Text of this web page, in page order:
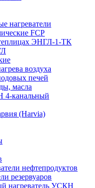
нагреватели
FCP
ЭНГЛ-1-ТК
воздуха
печей
масла
4-канальный
(Harvia)
нефтепродуктов
резервуаров
нагреватель УСКН